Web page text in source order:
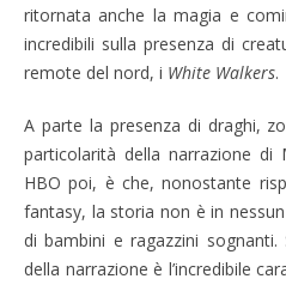
ritornata anche la magia e
incredibili sulla presenza di
remote del nord, i White Walkers.
A parte la presenza di draghi,
particolarità della narrazione
HBO poi, è che, nonostante
fantasy, la storia non è in
di bambini e ragazzini
della narrazione è l’incredibile